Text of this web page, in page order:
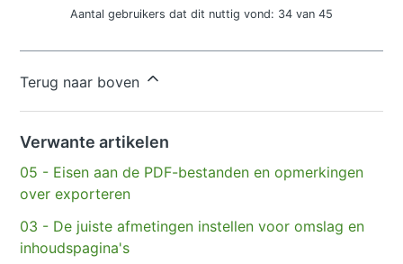
Aantal gebruikers dat dit nuttig vond: 34 van 45
Terug naar boven
Verwante artikelen
05 - Eisen aan de PDF-bestanden en opmerkingen
over exporteren
03 - De juiste afmetingen instellen voor omslag en
inhoudspagina's